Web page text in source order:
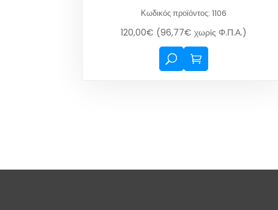
Κωδικός προϊόντος: 1106
120,00€ (96,77€ χωρίς Φ.Π.Α.)